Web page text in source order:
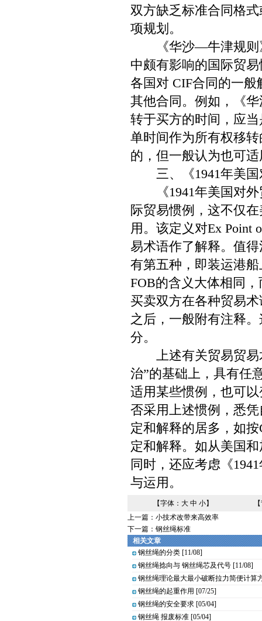
双方缺乏标准合同格
项规划。
《华沙—牛津规则》
中颇有影响的国际贸
各国对 CIF合同的一
其他合同。例如，《
转于买方的时间，应
单时间作为所有权移
的，但一般认为也可
三、《1941年美国
《1941年美国对外
际贸易惯例，这不仅
用。该定义对Ex Point
易术语作了解释。值
有第五种，即装运港
FOB的含义大体相同
买卖双方在各种贸易
之后，一般附有注释
分。
上述有关贸易贸易
治”的基础上，具有任
适用某些惯例，也可
否采用上述惯例，悉
定和解释的居多，如
定和解释。如从美国
同时，还应考虑《
与运用。
【字体： 大 中 小】
上一篇： 小技术改带来高效率
下一篇： 钢丝绳标准
相关文章
钢丝绳的分类[11/08]
钢丝绳捻向与 钢丝绳芯及代号[11/08]
钢丝绳理论最大最小破断拉力简便计算
钢丝绳的起重作用 [07/25]
钢丝绳的安全要求[05/04]
钢丝绳 报废标准[05/04]